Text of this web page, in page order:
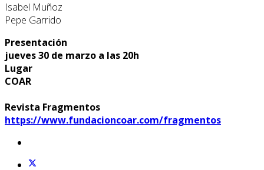
Isabel Muñoz
Pepe Garrido
Presentación
jueves 30 de marzo a las 20h
Lugar
COAR
Revista Fragmentos
https://www.fundacioncoar.com/fragmentos